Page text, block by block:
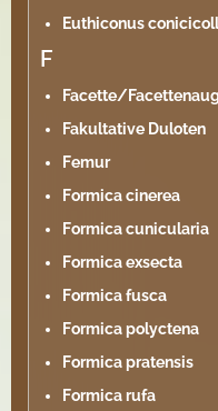
Euthiconus
F
Facette/
Fakultative Duloten
Femur
Formica cinerea
Formica cunicularia
Formica exsecta
Formica fusca
Formica polyctena
Formica pratensis
Formica rufa